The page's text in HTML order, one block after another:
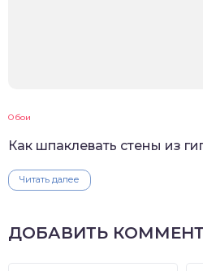
Обои
Как шпаклевать стены из
Читать далее
ДОБАВИТЬ